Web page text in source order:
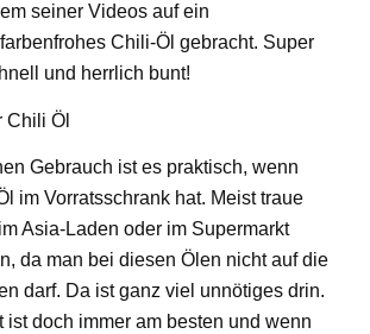
seiner Videos auf ein
Chili-Öl gebracht. Super
und herrlich bunt!
Gebrauch ist es praktisch, wenn
im Vorratsschrank hat. Meist traue
Asia-Laden oder im Supermarkt
da man bei diesen Ölen nicht auf die
darf. Da ist ganz viel unnötiges drin.
ist doch immer am besten und wenn